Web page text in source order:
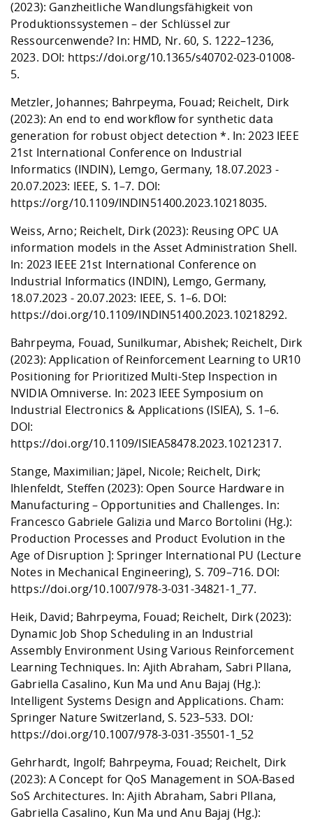
(2023): Ganzheitliche Wandlungsfähigkeit von
Produktionssystemen – der Schlüssel zur
Ressourcenwende? In: HMD, Nr. 60, S. 1222–1236,
2023. DOI: https://doi.org/10.1365/s40702-023-01008-
5.
Metzler, Johannes; Bahrpeyma, Fouad; Reichelt, Dirk
(2023): An end to end workflow for synthetic data
generation for robust object detection *. In: 2023 IEEE
21st International Conference on Industrial
Informatics (INDIN), Lemgo, Germany, 18.07.2023 -
20.07.2023: IEEE, S. 1–7. DOI:
https://org/10.1109/INDIN51400.2023.10218035.
Weiss, Arno; Reichelt, Dirk (2023): Reusing OPC UA
information models in the Asset Administration Shell.
In: 2023 IEEE 21st International Conference on
Industrial Informatics (INDIN), Lemgo, Germany,
18.07.2023 - 20.07.2023: IEEE, S. 1–6. DOI:
https://doi.org/10.1109/INDIN51400.2023.10218292.
Bahrpeyma, Fouad, Sunilkumar, Abishek; Reichelt, Dirk
(2023): Application of Reinforcement Learning to UR10
Positioning for Prioritized Multi-Step Inspection in
NVIDIA Omniverse. In: 2023 IEEE Symposium on
Industrial Electronics & Applications (ISIEA), S. 1–6.
DOI:
https://doi.org/10.1109/ISIEA58478.2023.10212317.
Stange, Maximilian; Jäpel, Nicole; Reichelt, Dirk;
Ihlenfeldt, Steffen (2023): Open Source Hardware in
Manufacturing – Opportunities and Challenges. In:
Francesco Gabriele Galizia und Marco Bortolini (Hg.):
Production Processes and Product Evolution in the
Age of Disruption ]: Springer International PU (Lecture
Notes in Mechanical Engineering), S. 709–716. DOI:
https://doi.org/10.1007/978-3-031-34821-1_77.
Heik, David; Bahrpeyma, Fouad; Reichelt, Dirk (2023):
Dynamic Job Shop Scheduling in an Industrial
Assembly Environment Using Various Reinforcement
Learning Techniques. In: Ajith Abraham, Sabri Pllana,
Gabriella Casalino, Kun Ma und Anu Bajaj (Hg.):
Intelligent Systems Design and Applications. Cham:
Springer Nature Switzerland, S. 523–533. DOI:
https://doi.org/10.1007/978-3-031-35501-1_52
Gehrhardt, Ingolf; Bahrpeyma, Fouad; Reichelt, Dirk
(2023): A Concept for QoS Management in SOA-Based
SoS Architectures. In: Ajith Abraham, Sabri Pllana,
Gabriella Casalino, Kun Ma und Anu Bajaj (Hg.):